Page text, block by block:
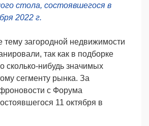
стола, состоявшегося в
2022 г.
тему загородной недвижимости
так как в подборке
сколько-нибудь значимых
сегменту рынка. За
с Форума
11 октября в